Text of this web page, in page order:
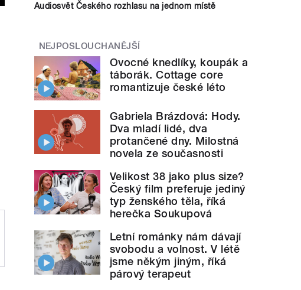
Big Now!" style="">YouCoco vydávají album Big Now!
Audiosvět Českého rozhlasu na jednom místě
NEJPOSLOUCHANĚJŠÍ
Ovocné knedlíky, koupák a
táborák. Cottage core
romantizuje české léto
Gabriela Brázdová: Hody.
Dva mladí lidé, dva
protančené dny. Milostná
novela ze současnosti
Velikost 38 jako plus size?
Český film preferuje jediný
typ ženského těla, říká
herečka Soukupová
Letní románky nám dávají
svobodu a volnost. V létě
jsme někým jiným, říká
párový terapeut